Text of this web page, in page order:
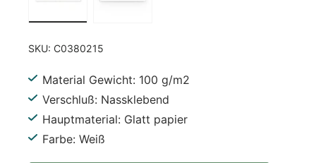
SKU: C0380215
Material Gewicht: 100 g/m2
Verschluß: Nassklebend
Hauptmaterial: Glatt papier
Farbe: Weiß